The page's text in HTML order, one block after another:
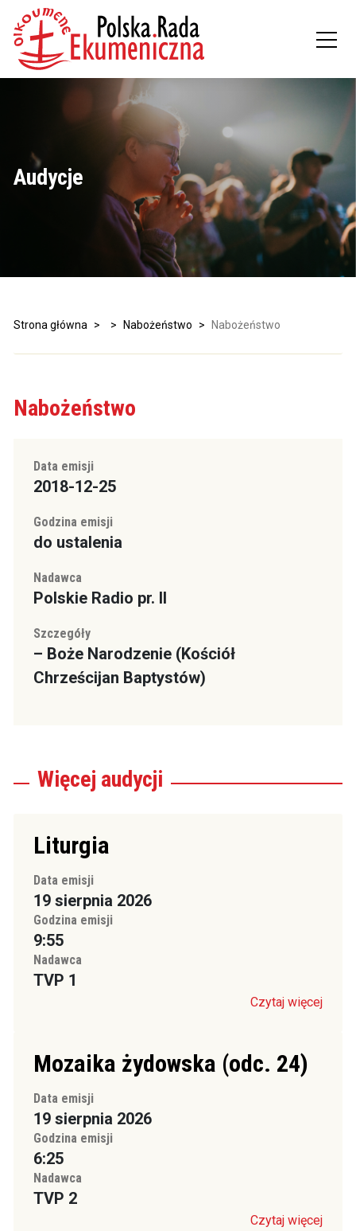
Audycje
Strona główna > > Nabożeństwo > Nabożeństwo
Nabożeństwo
Data emisji
2018-12-25
Godzina emisji
do ustalenia
Nadawca
Polskie Radio pr. II
Szczegóły
– Boże Narodzenie (Kościół
Chrześcijan Baptystów)
Więcej audycji
Liturgia
Data emisji
19 sierpnia 2026
Godzina emisji
9:55
Nadawca
TVP 1
Czytaj więcej
Mozaika żydowska (odc. 24)
Data emisji
19 sierpnia 2026
Godzina emisji
6:25
Nadawca
TVP 2
Czytaj więcej